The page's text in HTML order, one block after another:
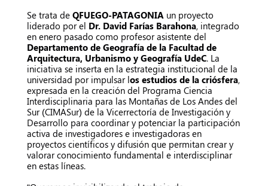
Se trata de QFUEGO-PATAGONIA un proyecto
liderado por el Dr. David Farías Barahona, integrado
en enero pasado como profesor asistente del
Departamento de Geografía de la Facultad de
Arquitectura, Urbanismo y Geografía UdeC. La
iniciativa se inserta en la estrategia institucional de la
universidad por impulsar los estudios de la criósfera,
expresada en la creación del Programa Ciencia
Interdisciplinaria para las Montañas de Los Andes del
Sur (CIMASur) de la Vicerrectoría de Investigación y
Desarrollo para coordinar y potenciar la participación
activa de investigadores e investigadoras en
proyectos científicos y difusión que permitan crear y
valorar conocimiento fundamental e interdisciplinar
en estas líneas.